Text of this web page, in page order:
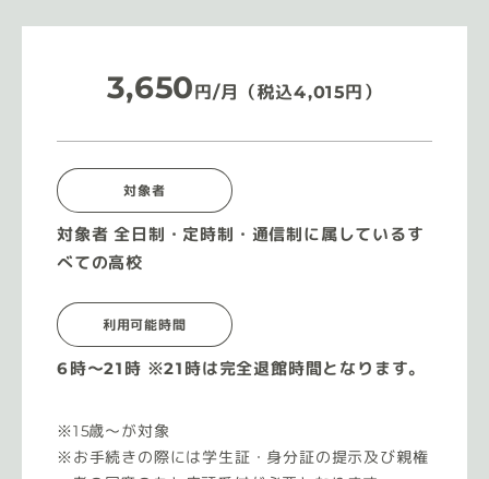
3,650円/月（税込4,015円）
対象者
対象者 全日制・定時制・通信制に属しているす
べての高校
利用可能時間
6時〜21時 ※21時は完全退館時間となります。
15歳〜が対象
お手続きの際には学生証・身分証の提示及び親権